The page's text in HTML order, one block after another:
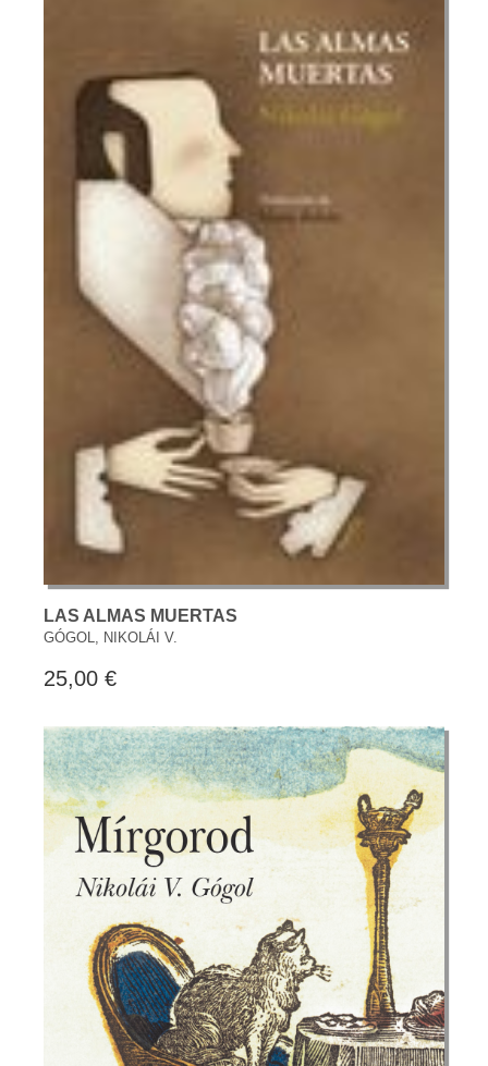
LAS ALMAS MUERTAS
GÓGOL, NIKOLÁI V.
25,00 €